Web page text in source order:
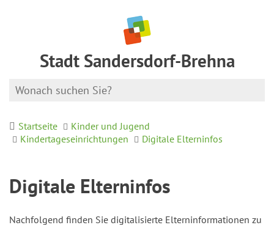
Stadt Sandersdorf-Brehna
Startseite
Kinder und Jugend
Kindertageseinrichtungen
Digitale Elterninfos
Digitale Elterninfos
Nachfolgend finden Sie digitalisierte Elterninformationen zu